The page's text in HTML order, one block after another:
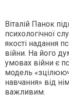
Віталій Панок
психологічної
якості надання
війни. На його
умовах війни є
модель
навчання» від
важливим.